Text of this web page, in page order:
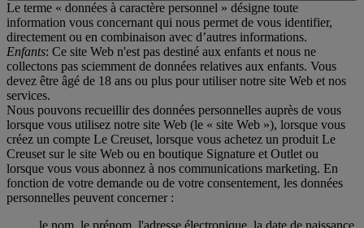
Le terme « données à caractère personnel » désigne toute
information vous concernant qui nous permet de vous identifier,
directement ou en combinaison avec d’autres informations.
Enfants: Ce site Web n'est pas destiné aux enfants et nous ne
collectons pas sciemment de données relatives aux enfants. Vous
devez être âgé de 18 ans ou plus pour utiliser notre site Web et nos
services.
Nous pouvons recueillir des données personnelles auprès de vous
lorsque vous utilisez notre site Web (le « site Web »), lorsque vous
créez un compte Le Creuset, lorsque vous achetez un produit Le
Creuset sur le site Web ou en boutique Signature et Outlet ou
lorsque vous vous abonnez à nos communications marketing. En
fonction de votre demande ou de votre consentement, les données
personnelles peuvent concerner :